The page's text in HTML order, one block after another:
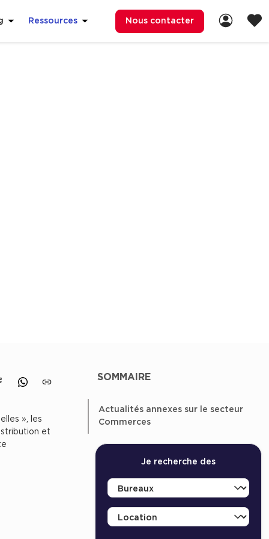
Ressources Nous contacter
SOMMAIRE
Actualités annexes sur le secteur
Commerces
Je recherche des
sur X sur facebook
Partager sur whatsapp
», les
et